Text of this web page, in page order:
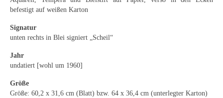
Paul Segieth
Kunst nach 1945
Helmut Diekmann
befestigt auf weißen Karton
Signatur
unten rechts in Blei signiert „Scheil“
Jahr
undatiert [wohl um 1960]
Größe
Größe: 60,2 x 31,6 cm (Blatt) bzw. 64 x 36,4 cm (unterlegter Karton)